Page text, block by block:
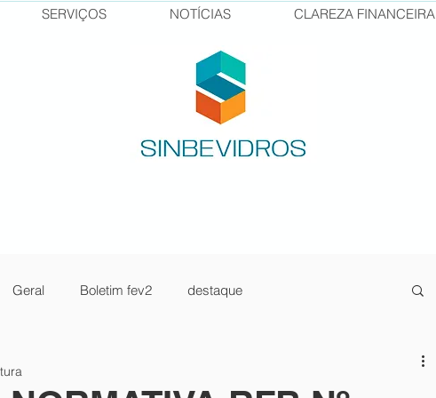
SERVIÇOS NOTÍCIAS CLAREZA FINANCEIRA
Geral Boletim fev2 destaque